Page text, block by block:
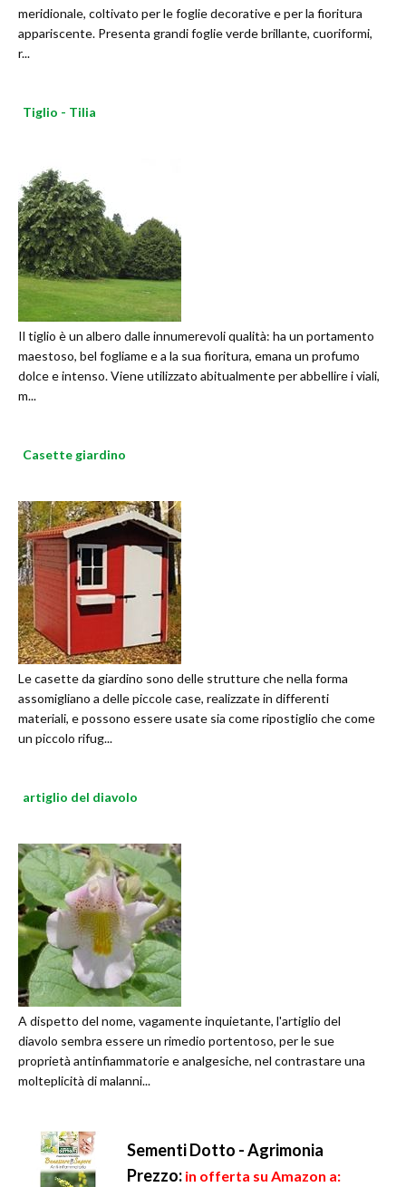
meridionale, coltivato per le foglie decorative e per la fioritura
appariscente. Presenta grandi foglie verde brillante, cuoriformi,
r...
Tiglio - Tilia
Il tiglio è un albero dalle innumerevoli qualità: ha un portamento
maestoso, bel fogliame e a la sua fioritura, emana un profumo
dolce e intenso. Viene utilizzato abitualmente per abbellire i viali,
m...
Casette giardino
Le casette da giardino sono delle strutture che nella forma
assomigliano a delle piccole case, realizzate in differenti
materiali, e possono essere usate sia come ripostiglio che come
un piccolo rifug...
artiglio del diavolo
A dispetto del nome, vagamente inquietante, l'artiglio del
diavolo sembra essere un rimedio portentoso, per le sue
proprietà antinfiammatorie e analgesiche, nel contrastare una
molteplicità di malanni...
Sementi Dotto - Agrimonia
Prezzo: in offerta su Amazon a: